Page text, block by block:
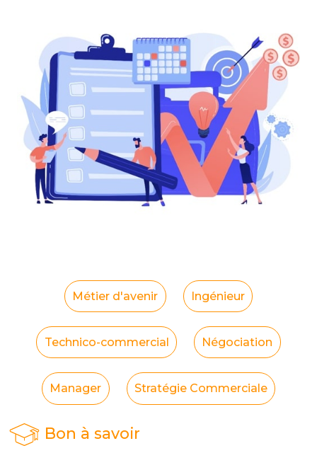
Métier d'avenir Ingénieur
Technico-commercial Négociation
Manager Stratégie Commerciale
Bon à savoir